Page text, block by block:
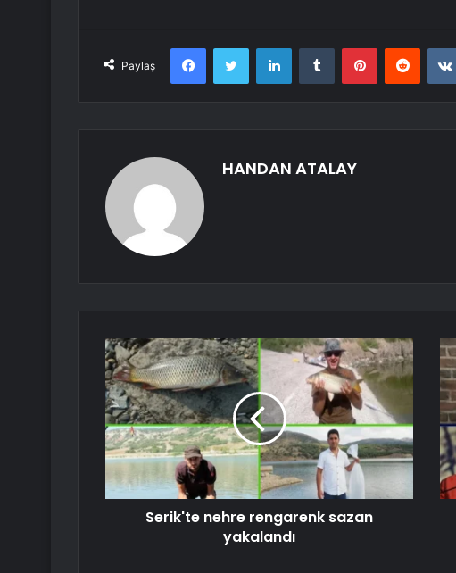
Paylaş
FacebookTwitter LinkedInTumblr PinterestReddit
HANDAN ATALAY
Serik'te nehre rengarenk sazan
yakalandı